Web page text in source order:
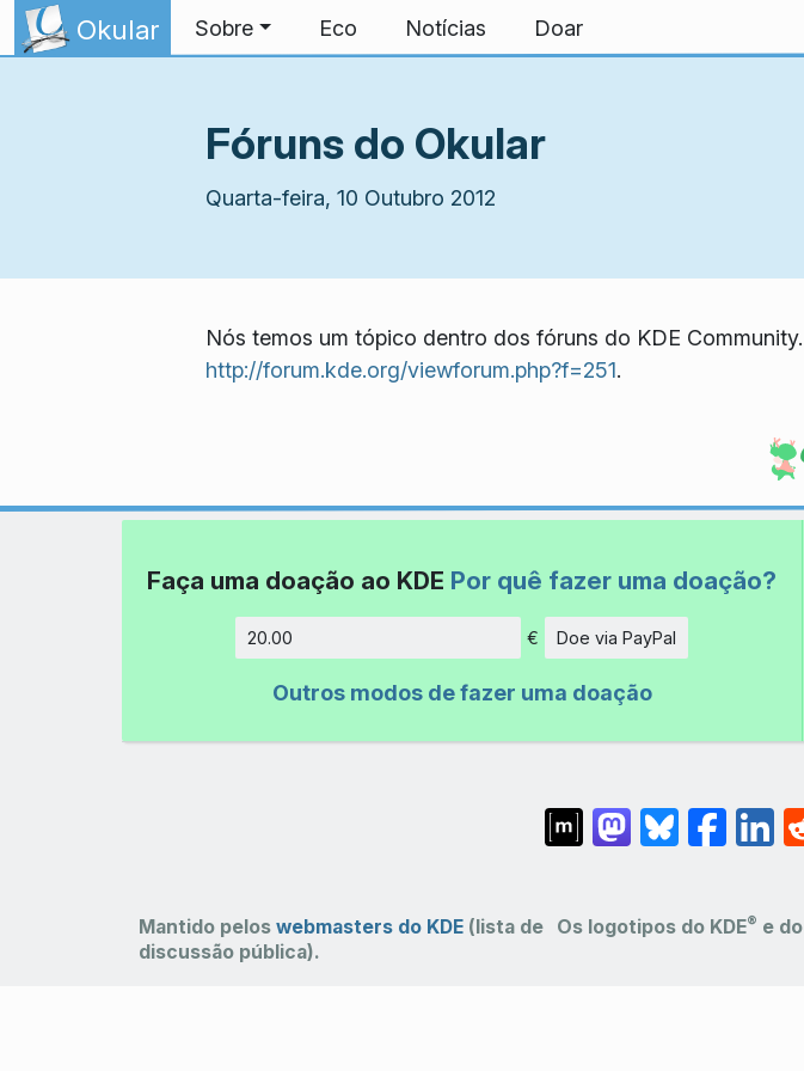
Ir para o conteúdo
Okular Sobre Eco Notícias Doar
Fóruns do Okular
Quarta-feira, 10 Outubro 2012
Nós temos um tópico dentro dos fóruns do KDE
http://forum.kde.org/viewforum.php?f=251.
Faça uma doação ao KDE Por quê fazer uma doação?
Quantidade
€ Doe via PayPal
Outros modos de fazer uma doação
Mantido pelos webmasters do KDE(lista de
discussão pública).
Os logotipos do KDE® e do